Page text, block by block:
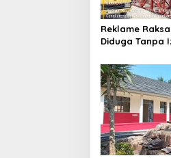
Reklame
Diduga Tanpa
Identitas